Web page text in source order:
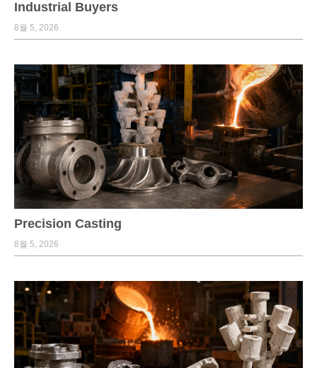
Industrial Buyers
8월 5, 2026
Precision Casting
8월 5, 2026